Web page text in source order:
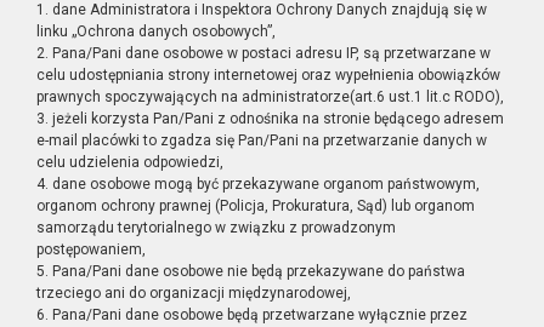
1. dane Administratora i Inspektora Ochrony Danych znajdują się w
linku „Ochrona danych osobowych”,
2. Pana/Pani dane osobowe w postaci adresu IP, są przetwarzane w
celu udostępniania strony internetowej oraz wypełnienia obowiązków
prawnych spoczywających na administratorze(art.6 ust.1 lit.c RODO),
3. jeżeli korzysta Pan/Pani z odnośnika na stronie będącego adresem
e-mail placówki to zgadza się Pan/Pani na przetwarzanie danych w
celu udzielenia odpowiedzi,
4. dane osobowe mogą być przekazywane organom państwowym,
organom ochrony prawnej (Policja, Prokuratura, Sąd) lub organom
samorządu terytorialnego w związku z prowadzonym
postępowaniem,
5. Pana/Pani dane osobowe nie będą przekazywane do państwa
trzeciego ani do organizacji międzynarodowej,
6. Pana/Pani dane osobowe będą przetwarzane wyłącznie przez